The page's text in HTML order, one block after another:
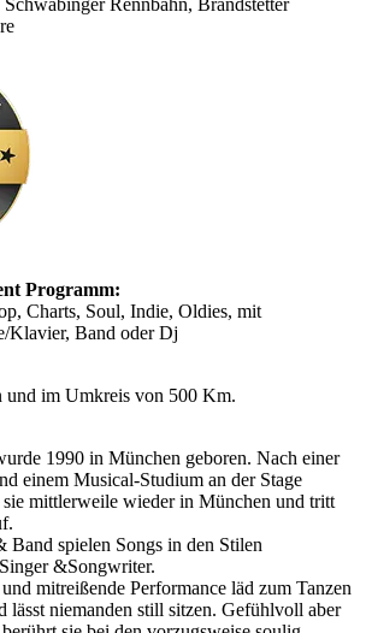
Rennbahn, Brandstetter
Programm:
Charts, Soul, Indie, Oldies, mit
Klavier, Band oder Dj
und im Umkreis von 500 Km.
1990 in München geboren. Nach einer
einem Musical-Studium an der Stage
mittlerweile wieder in München und tritt
Band spielen Songs in den Stilen
&Songwriter.
mitreißende Performance läd zum Tanzen
lässt niemanden still sitzen. Gefühlvoll aber